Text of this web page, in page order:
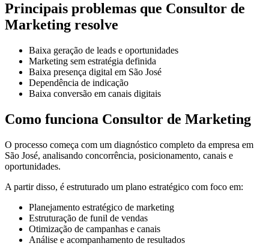
Principais problemas que Consultor de
Marketing resolve
Baixa geração de leads e oportunidades
Marketing sem estratégia definida
Baixa presença digital em São José
Dependência de indicação
Baixa conversão em canais digitais
Como funciona Consultor de Marketing
O processo começa com um diagnóstico completo da empresa em
São José, analisando concorrência, posicionamento, canais e
oportunidades.
A partir disso, é estruturado um plano estratégico com foco em:
Planejamento estratégico de marketing
Estruturação de funil de vendas
Otimização de campanhas e canais
Análise e acompanhamento de resultados